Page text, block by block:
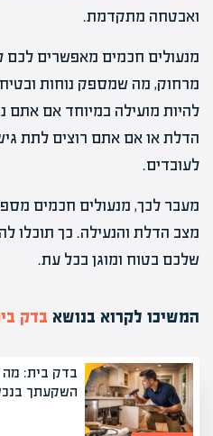
ואבטחה מתקדמת.
מנעולים חכמים מאפשרים לכם
מרחוק, מה שמספק נוחות
להיות מועילה במיוחד אם אתם
הדלת או אם אתם רוצים לתת
לעובדים.
מעבר לכך, מנעולים חכמים
מצב הדלת והנעילה. כך תוכלו
שלכם בטוח ומוגן בכל עת.
המשיכו לקרוא בנושא בדק
בדק בית: מה
השקעתך